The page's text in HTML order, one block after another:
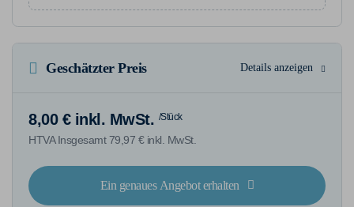
Geschätzter Preis Details anzeigen
8,00 € inkl. MwSt. /Stück
HTVA Insgesamt 79,97 € inkl. MwSt.
Ein genaues Angebot erhalten